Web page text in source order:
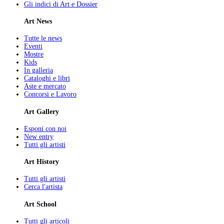
Gli indici di Art e Dossier
Art News
Tutte le news
Eventi
Mostre
Kids
In galleria
Cataloghi e libri
Aste e mercato
Concorsi e Lavoro
Art Gallery
Esponi con noi
New entry
Tutti gli artisti
Art History
Tutti gli artisti
Cerca l'artista
Art School
Tutti gli articoli